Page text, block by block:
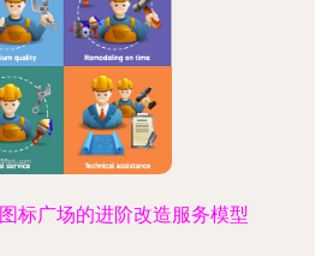
标广场的进阶改造服务模型